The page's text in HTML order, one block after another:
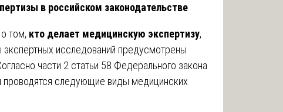
в российском законодательстве
том, кто делает медицинскую экспертизу,
исследований предусмотрены
части 2 статьи 58 Федерального закона
следующие виды медицинских